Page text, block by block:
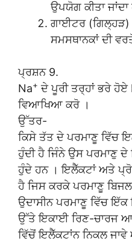
ਉਪਯੋਗ ਕੀਤਾ ਜਾਂਦਾ
ਗਾਈਟਰ
ਸਮਸਥਾਨਕਾਂ ਦੀ
ਪ੍ਰਸ਼ਨ 9.
Na+ ਦੇ ਪੂਰੀ ਤਰ੍ਹਾਂ ਭਰੇ
ਵਿਆਖਿਆ ਕਰੋ ।
ਉੱਤਰ-
ਕਿਸੇ ਤੱਤ ਦੇ ਪਰਮਾਣੂ ਵਿੱਚ
ਹੁੰਦੀ ਹੈ ਜਿੰਨੇ ਉਸ ਪਰਮਾਣੁ
ਹੁੰਦੇ ਹਨ । ਇਲੈੱਕਟਾਂ ਅਤੇ
ਹੈ ਜਿਸ ਕਰਕੇ ਪਰਮਾਣੂ
ਉਦਾਸੀਨ ਪਰਮਾਣੂ ਵਿੱਚ
ਉੱਤੇ ਇਕਾਈ ਰਿਣ-ਚਾਰਜ ਆ
ਵਿੱਚੋਂ ਇਲੈੱਕਟਾਂਨ ਨਿਕਲ